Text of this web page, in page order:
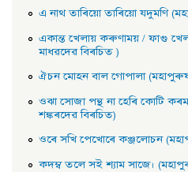
এ নাথ তাৰিয়াে তাৰিয়াে যদুমণি
একান্ত খেলায় কৰুণাময় / ফাগু
মাধৱদেৱ বিৰচিত )
ঐচন মােহন বাল গােপালা (মহাপুৰুষ
ওঝা সােজা পন্থ না হেৰি কোটি
শঙ্কৰদেৱ বিৰচিত)
ওৰে সখি পেখােৰে কঞ্জলােচন
কদম্ব তলে সই শ্যাম সাজে।